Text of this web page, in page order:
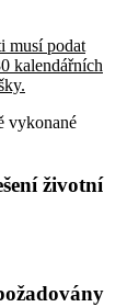
musí podat
kalendářních
vykonané
životní